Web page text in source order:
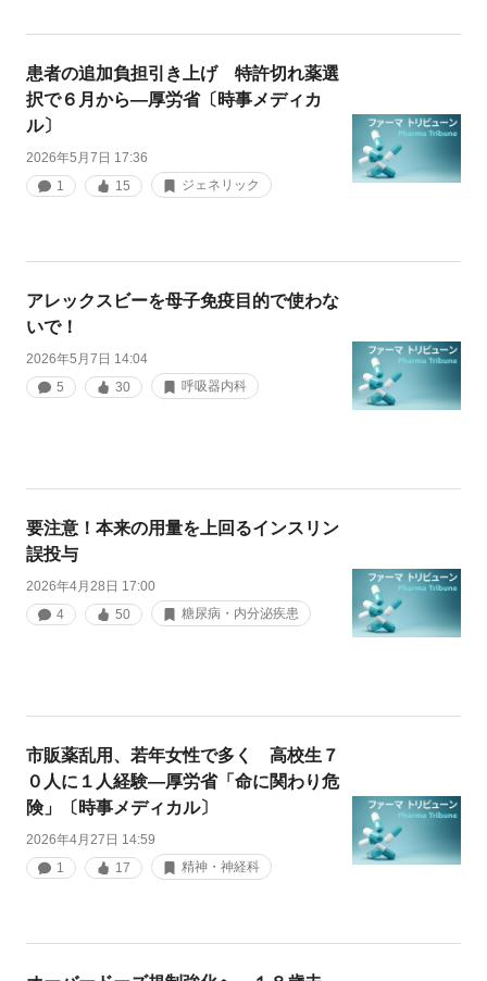
患者の追加負担引き上げ 特許切れ薬選
択で６月から―厚労省〔時事メディカ
ル〕
2026年5月7日 17:36
1
15 ジェネリック
アレックスビーを母子免疫目的で使わな
いで！
2026年5月7日 14:04
5
30 呼吸器内科
要注意！本来の用量を上回るインスリン
誤投与
2026年4月28日 17:00
4
50 糖尿病・内分泌疾患
市販薬乱用、若年女性で多く 高校生７
０人に１人経験―厚労省「命に関わり危
険」〔時事メディカル〕
2026年4月27日 14:59
1
17 精神・神経科